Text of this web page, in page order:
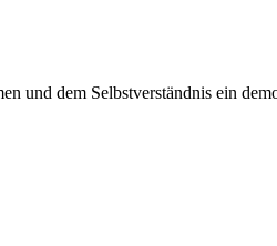
und dem Selbstverständnis ein